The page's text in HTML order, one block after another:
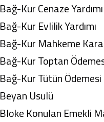
Bağ-Kur Cenaze
Bağ-Kur Evlilik Yardımı
Bağ-Kur Mahkeme
Bağ-Kur Toptan
Bağ-Kur Tütün Ödemesi
Beyan Usulü
Bloke Konulan Emekli